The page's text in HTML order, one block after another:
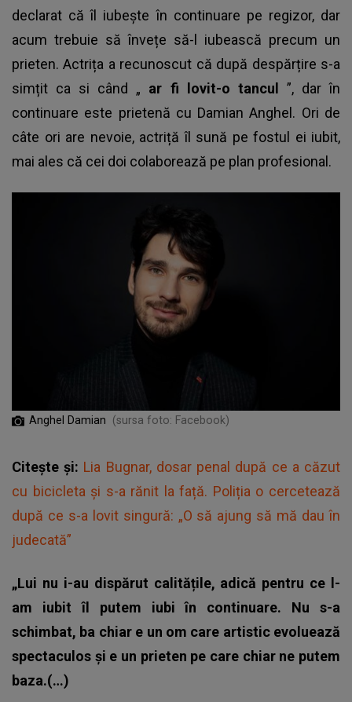
declarat că îl iubește în continuare pe regizor, dar
acum trebuie să învețe să-l iubească precum un
prieten. Actrița a recunoscut că după despărțire s-a
simțit ca si când „ ar fi lovit-o tancul ”, dar în
continuare este prietenă cu Damian Anghel. Ori de
câte ori are nevoie, actriță îl sună pe fostul ei iubit,
mai ales că cei doi colaborează pe plan profesional.
Anghel Damian (sursa foto: Facebook)
Citește și: Lia Bugnar, dosar penal după ce a căzut
cu bicicleta și s-a rănit la față. Poliția o cercetează
după ce s-a lovit singură: „O să ajung să mă dau în
judecată”
„Lui nu i-au dispărut calitățile, adică pentru ce l-
am iubit îl putem iubi în continuare. Nu s-a
schimbat, ba chiar e un om care artistic evoluează
spectaculos și e un prieten pe care chiar ne putem
baza.(…)